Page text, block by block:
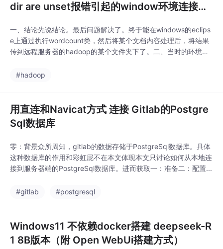
dir are unset报错引起的window环境连接调
8
一、结论先说结论。最后问题解决了。终于能在windows的eclips
e上通过执行wordcount类，然后将某个文档内容处理后，将结果
传到远程服务器的hadoop的某个文件夹下了。二、当时的环境我
两datanode。而且已经在linux服务器上测试过hadoop2.8自带的
#hadoop
用直连和Navicat方式 连接 Gitlab的Postgre
Sql数据库
零：背景众所周知，gitlab的数据存储于PostgreSql数据库。具体
这种数据库的作用和彩虹屁不在本文体现本文只讨论如何从本地连
接到服务器端的PostgreSql数据库。进而获取一：准备二：配置...
#gitlab #postgresql
Windows11 不依赖docker搭建 deepseek-R
1 8B版本（附 Open WebUi搭建方式）